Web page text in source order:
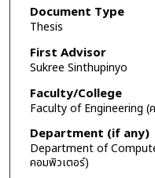
Document Type
Thesis
First Advisor
Sukree Sinthupinyo
Faculty/College
Faculty of Engineering (
Department (if any)
Department of
คอมพิวเตอร์)